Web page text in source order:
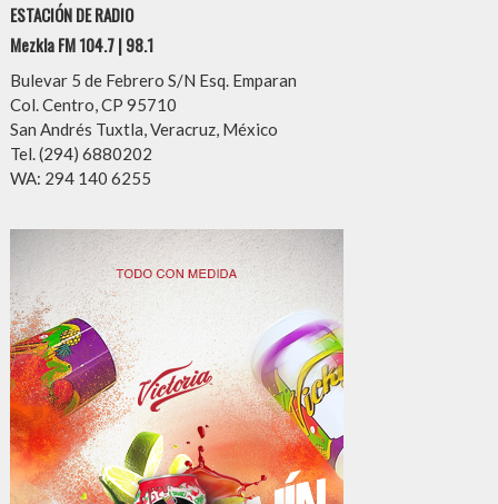
ESTACIÓN DE RADIO
Mezkla FM 104.7 | 98.1
Bulevar 5 de Febrero S/N Esq. Emparan
Col. Centro, CP 95710
San Andrés Tuxtla, Veracruz, México
Tel. (294) 6880202
WA: 294 140 6255